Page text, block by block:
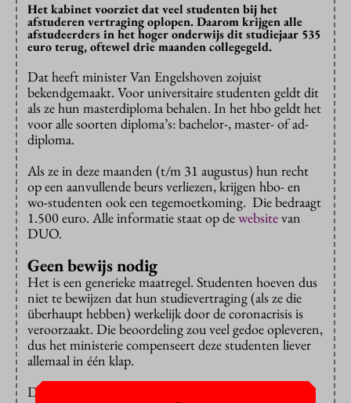
Het kabinet voorziet dat veel studenten bij het
afstuderen vertraging oplopen. Daarom krijgen alle
afstudeerders in het hoger onderwijs dit studiejaar 535
euro terug, oftewel drie maanden collegegeld.
Dat heeft minister Van Engelshoven zojuist
bekendgemaakt. Voor universitaire studenten geldt dit
als ze hun masterdiploma behalen. In het hbo geldt het
voor alle soorten diploma’s: bachelor-, master- of ad-
diploma.
Als ze in deze maanden (t/m 31 augustus) hun recht
op een aanvullende beurs verliezen, krijgen hbo- en
wo-studenten ook een tegemoetkoming. Die bedraagt
1.500 euro. Alle informatie staat op dewebsitevan
DUO.
Geen bewijs nodig
Het is een generieke maatregel. Studenten hoeven dus
niet te bewijzen dat hun studievertraging (als ze die
überhaupt hebben) werkelijk door de coronacrisis is
veroorzaakt. Die beoordeling zou veel gedoe opleveren,
dus het ministerie compenseert deze studenten liever
allemaal in één klap.
De studenten hoeven de tegemoetkoming niet aan te